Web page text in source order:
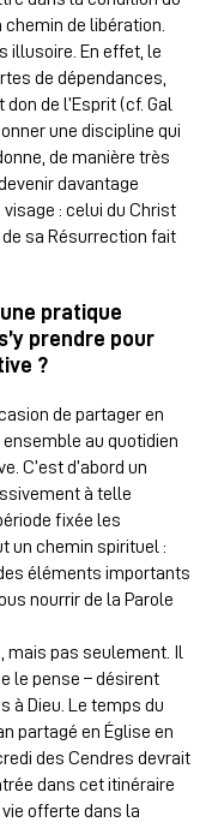
chemin de libération.
illusoire. En effet, le
de dépendances,
de l’Esprit (cf. Gal
une discipline qui
de manière très
davantage
: celui du Christ
sa Résurrection fait
pratique
prendre pour
?
de partager en
ensemble au quotidien
C’est d’abord un
à telle
fixée les
un chemin spirituel :
éléments importants
nourrir de la Parole
mais pas seulement. Il
le pense – désirent
à Dieu. Le temps du
partagé en Église en
des Cendres devrait
dans cet itinéraire
offerte dans la